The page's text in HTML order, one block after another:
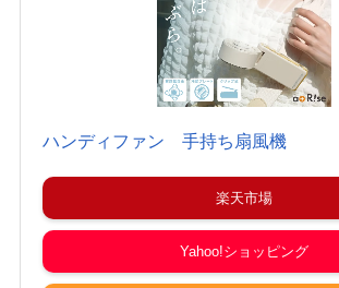
ハンディファン 手持ち扇風機
楽天市場
Yahoo!ショッピング